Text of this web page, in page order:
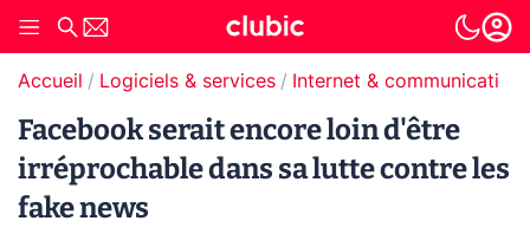
Accueil Logiciels & services Internet & communication
Facebook serait encore loin d'être
irréprochable dans sa lutte contre les
fake news